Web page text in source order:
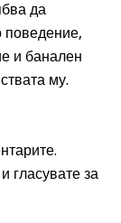
да
поведение,
и банален
му.
гласувате за